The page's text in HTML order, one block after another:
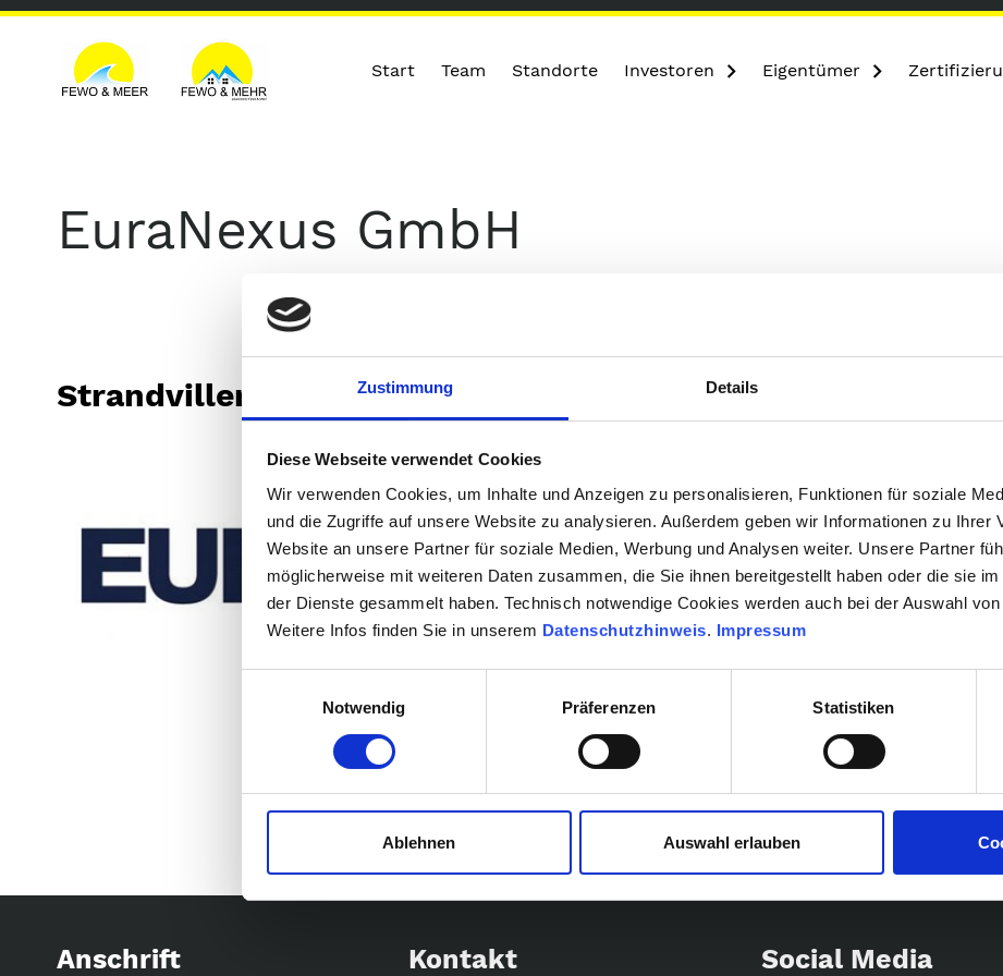
Zustimmung Details
Diese Webseite verwendet Cookies
Wir verwenden Cookies, um Inhalte und Anzeigen zu personalisieren, Funktionen für soziale
und die Zugriffe auf unsere Website zu analysieren. Außerdem geben wir Informationen zu Ihrer
Website an unsere Partner für soziale Medien, Werbung und Analysen weiter. Unsere Partner
möglicherweise mit weiteren Daten zusammen, die Sie ihnen bereitgestellt haben oder die sie
der Dienste gesammelt haben. Technisch notwendige Cookies werden auch bei der Auswahl von
Weitere Infos finden Sie in unserem Datenschutzhinweis. Impressum
Notwendig
Präferenzen Statistiken
Ablehnen Auswahl erlauben
Start Team Standorte Investoren Eigentümer
EuraNexus GmbH
Strandvillen Baabe
Wir unterstützen Sie bei der Planung und Projektierung
Teilen Sie uns Ihre Wünsche und Vorstellungen mit und
diesen Bereichen.
Wir haben ein ständig wechselndes Immobilienportfolio
Ein Anruf lohn sich auf jeden Fall!
Ihr Ansprechpartner ist Herr Holger Thiel.
Telefon:0171 6455018
thiel@eura-nexus.com
Anschrift Kontakt Social Media